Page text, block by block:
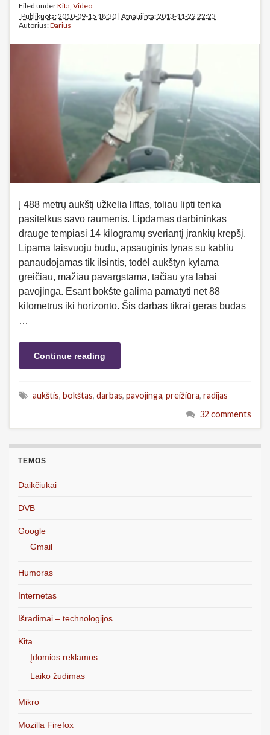
Filed underKita Video
Publikuota: 2010-09-15 18:30 | Atnaujinta: 2013-11-22 22:23
Autorius:Darius
Į 488 metrų aukštį užkelia liftas, toliau lipti tenka
pasitelkus savo raumenis. Lipdamas darbininkas
drauge tempiasi 14 kilogramų sveriantį įrankių krepšį.
Lipama laisvuoju būdu, apsauginis lynas su kabliu
panaudojamas tik ilsintis, todėl aukštyn kylama
greičiau, mažiau pavargstama, tačiau yra labai
pavojinga. Esant bokšte galima pamatyti net 88
kilometrus iki horizonto. Šis darbas tikrai geras būdas
…
Continue reading
aukštis, bokštas, darbas, pavojinga, preižiūra, radijas
32 comments
TEMOS
Daikčiukai
DVB
Google
Gmail
Humoras
Internetas
Išradimai – technologijos
Kita
Įdomios reklamos
Laiko žudimas
Mikro
Mozilla Firefox